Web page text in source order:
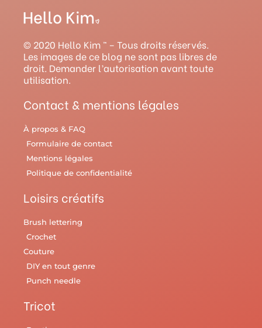
t
a
g
r
a
m
t
u
b
e
r
e
s
o
o
k
y
© 2020 Hello Kim ™ – Tous droits réservés.
Les images de ce blog ne sont pas libres de
droit. Demander l’autorisation avant toute
utilisation.
Contact & mentions légales
À propos & FAQ
Formulaire de contact
Mentions légales
Politique de confidentialité
Loisirs créatifs
Brush lettering
Crochet
Couture
DIY en tout genre
Punch needle
Tricot